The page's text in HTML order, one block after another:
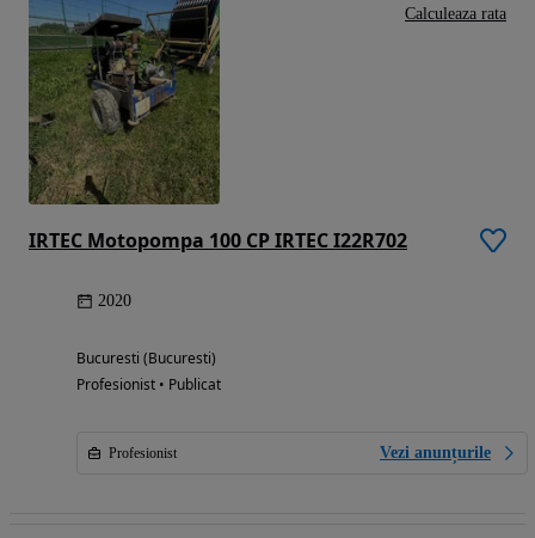
IRTEC Motopompa 100 CP IRTEC I22R702
2020
Bucuresti (Bucuresti)
Profesionist • Publicat
Profesionist Vezi anunțurile
Calculeaza rata